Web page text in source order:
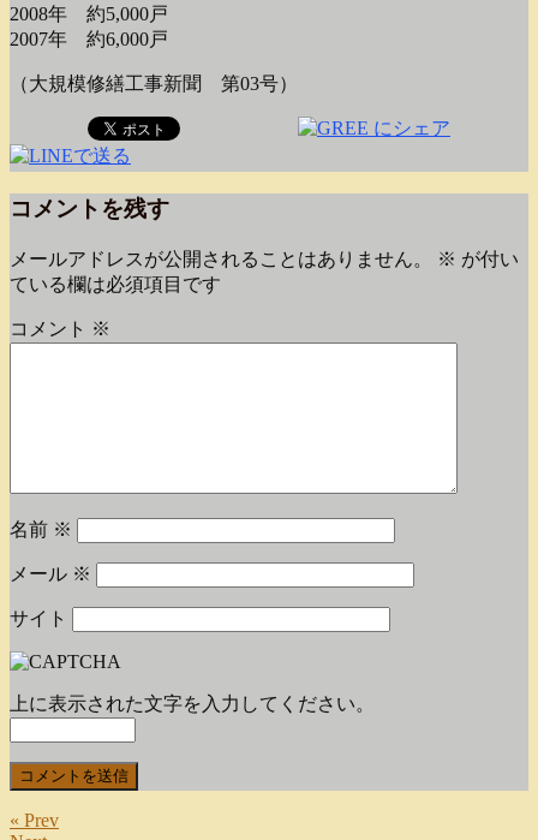
2008年 約5,000戸
2007年 約6,000戸
（大規模修繕工事新聞 第03号）
コメントを残す
メールアドレスが公開されることはありません。 ※ が付い
ている欄は必須項目です
コメント ※
名前 ※
メール ※
サイト
上に表示された文字を入力してください。
« Prev